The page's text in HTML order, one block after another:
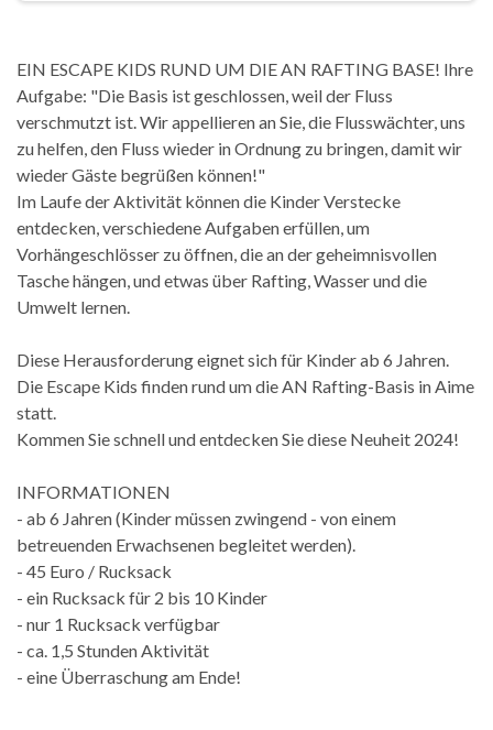
EIN ESCAPE KIDS RUND UM DIE AN RAFTING BASE! Ihre
Aufgabe: "Die Basis ist geschlossen, weil der Fluss
verschmutzt ist. Wir appellieren an Sie, die Flusswächter, uns
zu helfen, den Fluss wieder in Ordnung zu bringen, damit wir
wieder Gäste begrüßen können!"
Im Laufe der Aktivität können die Kinder Verstecke
entdecken, verschiedene Aufgaben erfüllen, um
Vorhängeschlösser zu öffnen, die an der geheimnisvollen
Tasche hängen, und etwas über Rafting, Wasser und die
Umwelt lernen.
Diese Herausforderung eignet sich für Kinder ab 6 Jahren.
Die Escape Kids finden rund um die AN Rafting-Basis in Aime
statt.
Kommen Sie schnell und entdecken Sie diese Neuheit 2024!
INFORMATIONEN
- ab 6 Jahren (Kinder müssen zwingend - von einem
betreuenden Erwachsenen begleitet werden).
- 45 Euro / Rucksack
- ein Rucksack für 2 bis 10 Kinder
- nur 1 Rucksack verfügbar
- ca. 1,5 Stunden Aktivität
- eine Überraschung am Ende!